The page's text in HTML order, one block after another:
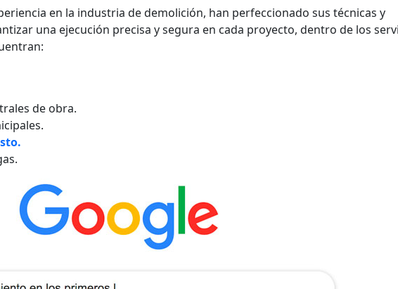
en la industria de demolición, han perfeccionado sus técnicas y
una ejecución precisa y segura en cada proyecto, dentro de los
de obra.